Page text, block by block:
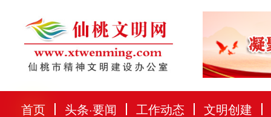
首页 头条·要闻 工作动态 文明创建